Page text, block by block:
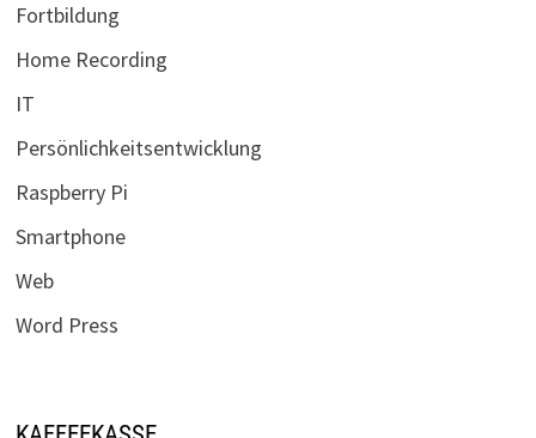
Fortbildung
Home Recording
IT
Persönlichkeitsentwicklung
Raspberry Pi
Smartphone
Web
Word Press